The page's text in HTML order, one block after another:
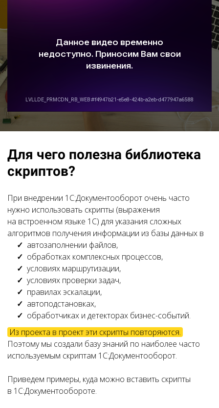
Для чего полезна библиотека
скриптов?
При внедрении 1С:Документооборот очень часто
нужно использовать скрипты (выражения
на встроенном языке 1С) для указания сложных
алгоритмов получения информации из базы данных в
автозаполнении файлов,
обработках комплексных процессов,
условиях маршрутизации,
условиях проверки задач,
правилах эскалации,
автоподстановках,
обработчиках и детекторах бизнес-событий.
Из проекта в проект эти скрипты повторяются.
Поэтому мы создали базу знаний по наиболее часто
используемым скриптам 1С:Документооборот.
Приведем примеры, куда можно вставить скрипты
в 1С:Документообороте.